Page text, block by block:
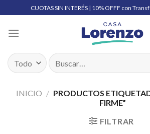
to
content
CUOTAS SIN INTERÉS | 10% OFFF con
Buscar
por:
INICIO / PRODUCTOS
FIRME”
FILTRAR